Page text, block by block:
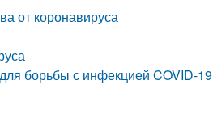
от коронавируса
борьбы с инфекцией COVID-19